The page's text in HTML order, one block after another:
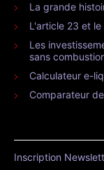
La grande
L'article 23 et
Les
sans
Calculateur e-
Comparateur
Inscription